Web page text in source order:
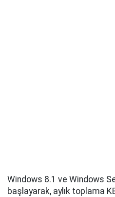
Windows 8.1 ve Windows
başlayarak, aylık toplama